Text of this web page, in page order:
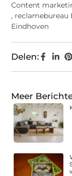
Content
, reclamebureau
Eindhoven
Delen:
Meer